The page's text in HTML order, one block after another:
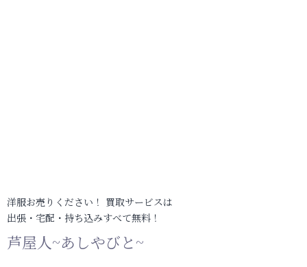
洋服お売りください！ 買取サービスは
出張・宅配・持ち込みすべて無料！
芦屋人~あしやびと~